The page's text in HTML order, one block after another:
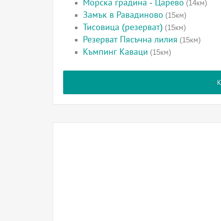
Морска градина - Царево (14км)
Замък в Равадиново (15км)
Тисовица (резерват) (15км)
Резерват Пясъчна лилия (15км)
Къмпинг Каваци (15км)